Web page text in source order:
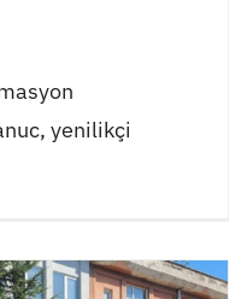
yenilikçi